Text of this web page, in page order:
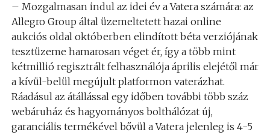
– Mozgalmasan indul az idei év a Vatera számára: az
Allegro Group által üzemeltetett hazai online
aukciós oldal októberben elindított béta verziójának
tesztüzeme hamarosan véget ér, így a több mint
kétmillió regisztrált felhasználója április elejétől már
a kívül-belül megújult platformon vaterázhat.
Ráadásul az átállással egy időben további több száz
webáruház és hagyományos bolthálózat új,
garanciális termékével bővül a Vatera jelenleg is 4-5